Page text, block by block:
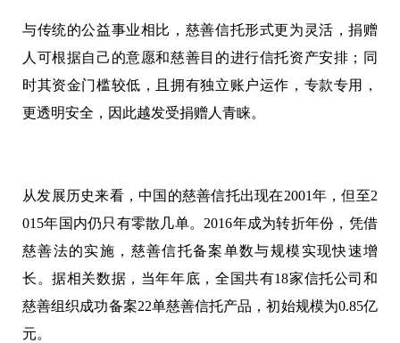
与传统的公益事业相比，慈善信托形式更为灵活，捐赠
人可根据自己的意愿和慈善目的进行信托资产安排；同
时其资金门槛较低，且拥有独立账户运作，专款专用，
更透明安全，因此越发受捐赠人青睐。
从发展历史来看，中国的慈善信托出现在2001年，但至2
015年国内仍只有零散几单。2016年成为转折年份，凭借
慈善法的实施，慈善信托备案单数与规模实现快速增
长。据相关数据，当年年底，全国共有18家信托公司和
慈善组织成功备案22单慈善信托产品，初始规模为0.85亿
元。